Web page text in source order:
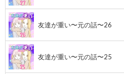
友達が重い〜元の話〜26
友達が重い〜元の話〜25